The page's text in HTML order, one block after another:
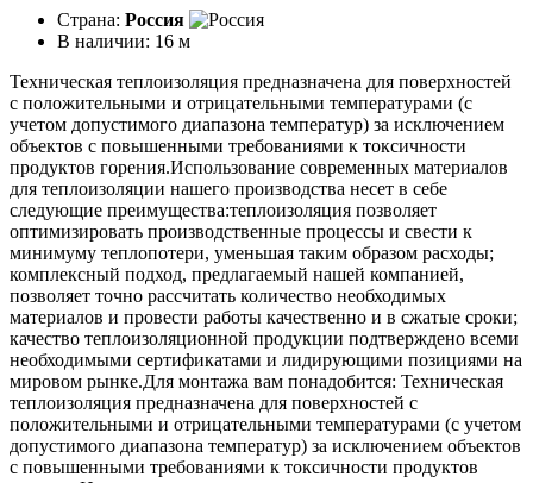
Страна: Россия
В наличии: 16 м
Техническая теплоизоляция предназначена для поверхностей
с положительными и отрицательными температурами (с
учетом допустимого диапазона температур) за исключением
объектов с повышенными требованиями к токсичности
продуктов горения.Использование современных материалов
для теплоизоляции нашего производства несет в себе
следующие преимущества:теплоизоляция позволяет
оптимизировать производственные процессы и свести к
минимуму теплопотери, уменьшая таким образом расходы;
комплексный подход, предлагаемый нашей компанией,
позволяет точно рассчитать количество необходимых
материалов и провести работы качественно и в сжатые сроки;
качество теплоизоляционной продукции подтверждено всеми
необходимыми сертификатами и лидирующими позициями на
мировом рынке.Для монтажа вам понадобится: Техническая
теплоизоляция предназначена для поверхностей с
положительными и отрицательными температурами (с учетом
допустимого диапазона температур) за исключением объектов
с повышенными требованиями к токсичности продуктов